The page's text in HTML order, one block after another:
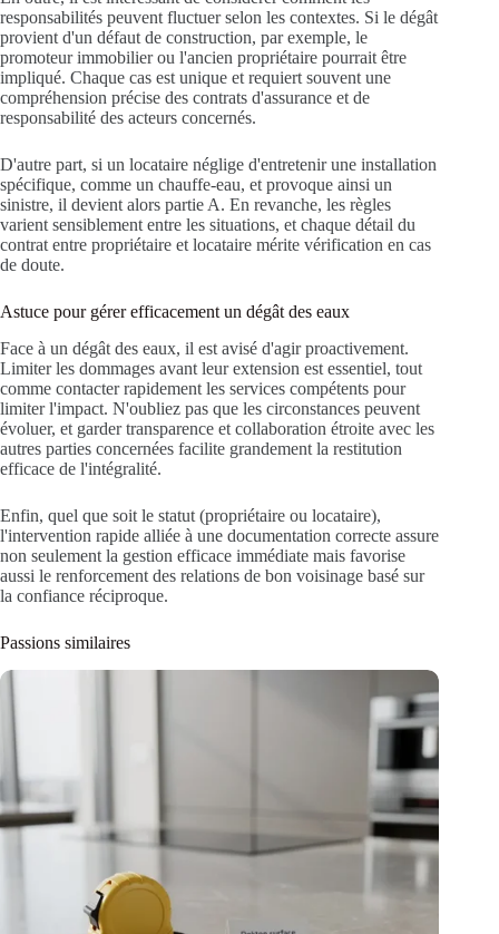
responsabilités peuvent fluctuer selon les contextes. Si le dégât
provient d'un défaut de construction, par exemple, le
promoteur immobilier ou l'ancien propriétaire pourrait être
impliqué. Chaque cas est unique et requiert souvent une
compréhension précise des contrats d'assurance et de
responsabilité des acteurs concernés.
D'autre part, si un locataire néglige d'entretenir une installation
spécifique, comme un chauffe-eau, et provoque ainsi un
sinistre, il devient alors partie A. En revanche, les règles
varient sensiblement entre les situations, et chaque détail du
contrat entre propriétaire et locataire mérite vérification en cas
de doute.
Astuce pour gérer efficacement un dégât des eaux
Face à un dégât des eaux, il est avisé d'agir proactivement.
Limiter les dommages avant leur extension est essentiel, tout
comme contacter rapidement les services compétents pour
limiter l'impact. N'oubliez pas que les circonstances peuvent
évoluer, et garder transparence et collaboration étroite avec les
autres parties concernées facilite grandement la restitution
efficace de l'intégralité.
Enfin, quel que soit le statut (propriétaire ou locataire),
l'intervention rapide alliée à une documentation correcte assure
non seulement la gestion efficace immédiate mais favorise
aussi le renforcement des relations de bon voisinage basé sur
la confiance réciproque.
Passions similaires